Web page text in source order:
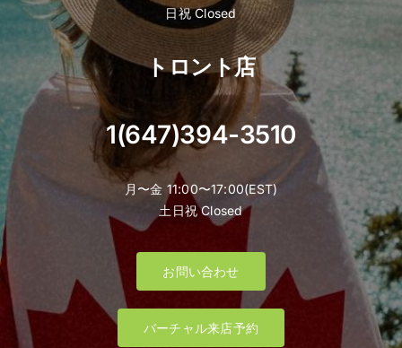
日祝 Closed
トロント店
1(647)394-3510
月〜金 11:00〜17:00(EST)
土日祝 Closed
お問い合わせ
バーチャル来店予約